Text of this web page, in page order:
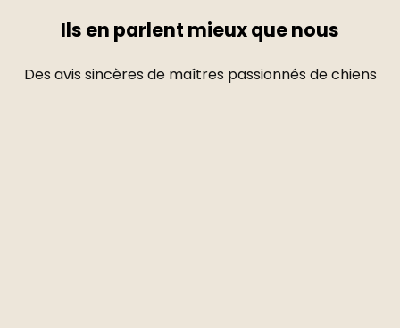
Ils en parlent mieux que nous
Des avis sincères de maîtres passionnés de chiens